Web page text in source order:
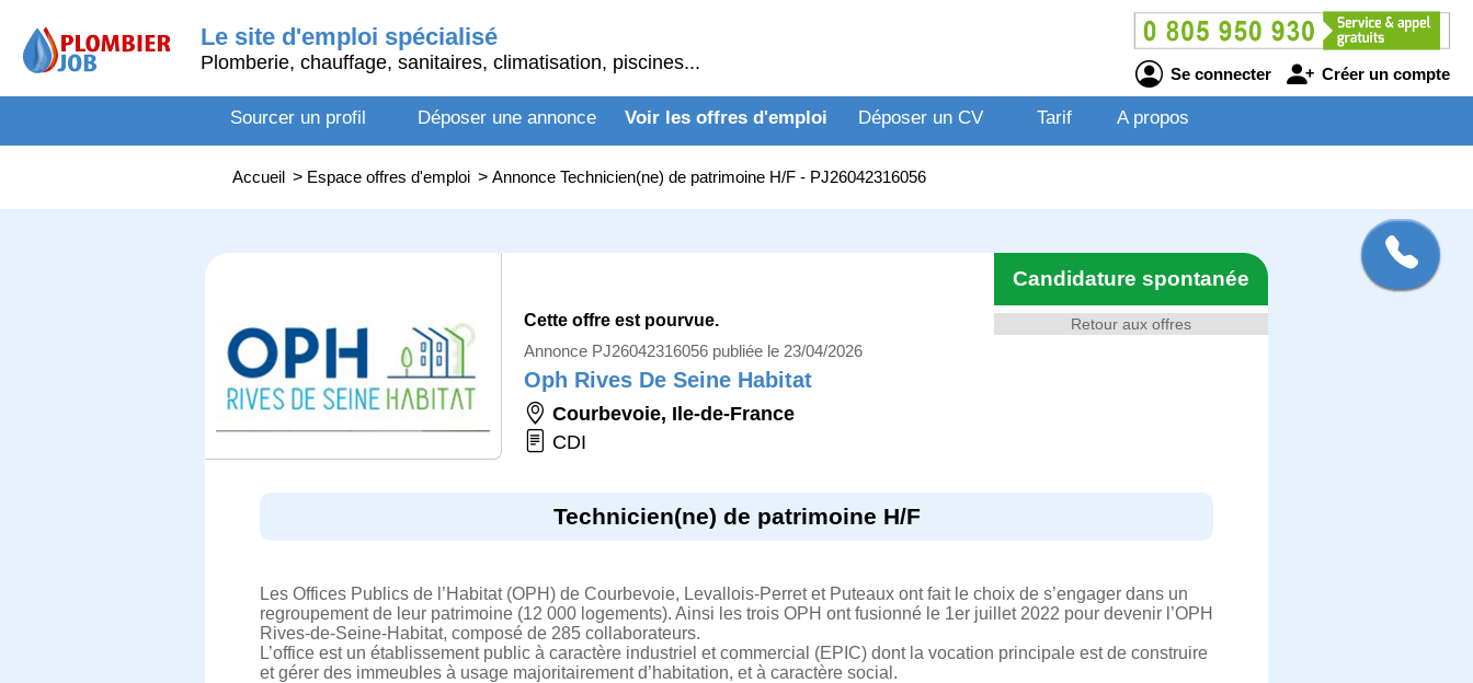
Le site d'emploi spécialisé
Plomberie, chauffage, sanitaires, climatisation, piscines...
Se connecter Créer un compte
Sourcer un profil Déposer une annonce Voir les offres d'emploi Déposer un CV Tarif A propos
Accueil > Espace offres d'emploi > Annonce Technicien(ne) de patrimoine H/F - PJ26042316056
Retour aux offres
Candidature spontanée
Cette offre est pourvue.
Annonce PJ26042316056 publiée le 23/04/2026
Oph Rives De Seine Habitat
Courbevoie, Ile-de-France
CDI
Technicien(ne) de patrimoine H/F
Les Offices Publics de l’Habitat (OPH) de Courbevoie, Levallois-Perret et Puteaux ont fait le choix de s’engager dans un
regroupement de leur patrimoine (12 000 logements). Ainsi les trois OPH ont fusionné le 1er juillet 2022 pour devenir l’OPH
Rives-de-Seine-Habitat, composé de 285 collaborateurs.
L’office est un établissement public à caractère industriel et commercial (EPIC) dont la vocation principale est de construire
et gérer des immeubles à usage majoritairement d’habitation, et à caractère social.